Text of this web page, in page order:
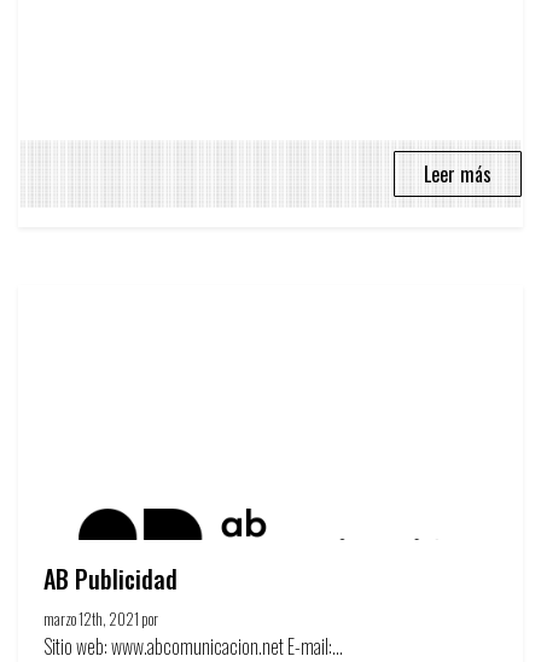
Leer más
AB Publicidad
marzo 12th, 2021 por
Sitio web: www.abcomunicacion.net E-mail:...